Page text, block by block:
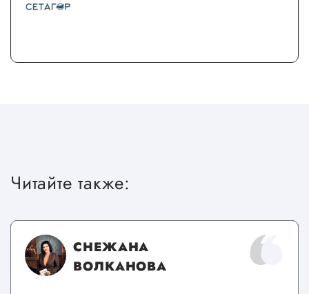
Читайте также:
СНЕЖАНА
ВОЛКАНОВА